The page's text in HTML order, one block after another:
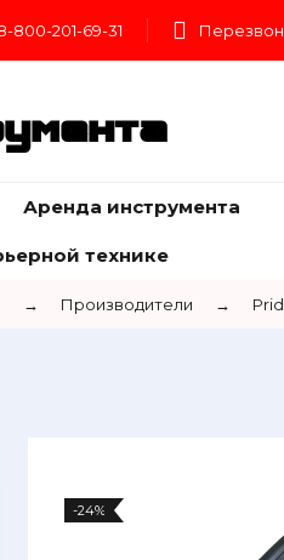
800-201-69-31
Аренда инструмента
технике
→ Производители →
-24%